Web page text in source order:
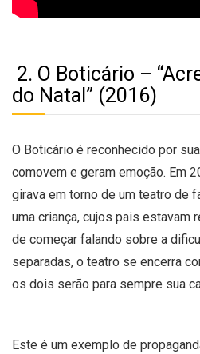
2. O Boticário –
do Natal” (2016)
O Boticário é reconhecido por
comovem e geram emoção. Em
girava em torno de um teatro de
uma criança, cujos pais estavam
de começar falando sobre a
separadas, o teatro se encerra
os dois serão para sempre sua
Este é um exemplo de